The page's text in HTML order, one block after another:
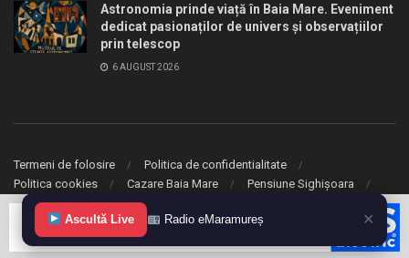
Astronomia prinde viață în Baia Mare. Eveniment
dedicat pasionaților de univers și observațiilor
prin telescop
6 AUGUST 2026
Termeni de folosire
Politica de confidentialitate
Politica cookies
Cazare Baia Mare Pensiune Sighișoara
© 2020 eMaramures. Toate drepturile rezervate.
Ascultă Live Radio eMaramureș ✕